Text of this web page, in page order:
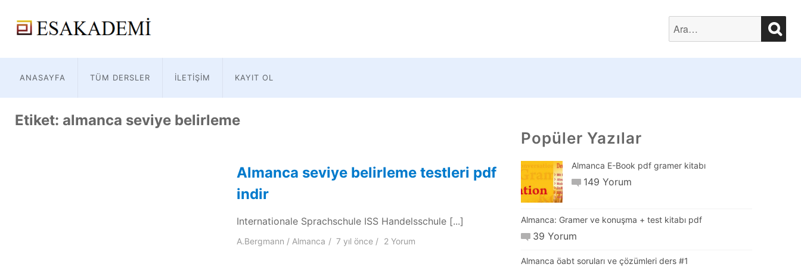
for:
ANASAYFA TÜM DERSLER İLETIŞIM KAYIT OL
Etiket: almanca seviye belirleme
Almanca seviye belirleme testleri pdf
indir
Internationale Sprachschule ISS Handelsschule [...]
A.Bergmann Almanca 7 yılönce 2 Yorum
Popüler Yazılar
Almanca E-Book pdf gramer kitabı
149 Yorum
Almanca: Gramer ve konuşma + test kitabı pdf
39 Yorum
Almanca öabt soruları ve çözümleri ders #1